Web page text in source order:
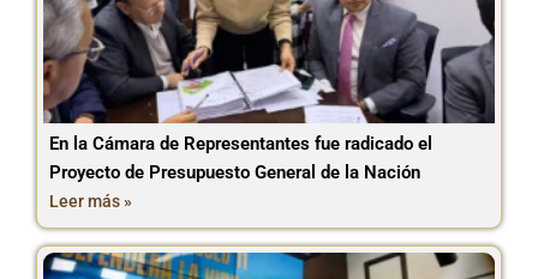
En la Cámara de Representantes fue radicado el
Proyecto de Presupuesto General de la Nación
Leer más »